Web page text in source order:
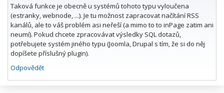
Taková funkce je obecně u systémů tohoto typu vyloučena
(estranky, webnode, ...). Je tu možnost zapracovat načítání RSS
kanálů, ale to váš problém asi neřeší (a mimo to to inPage zatim ani
neumí). Pokud chcete zpracovávat výsledky SQL dotazů,
potřebujete systém jiného typu (Joomla, Drupal s tím, že si do něj
dopíšete příslušný plugin).
Odpovědět